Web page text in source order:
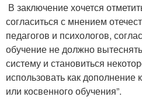
В заключение хочется
согласиться с мнением
педагогов и психологов,
обучение не должно
систему и становиться
использовать как дополнение
или косвенного обучения”.